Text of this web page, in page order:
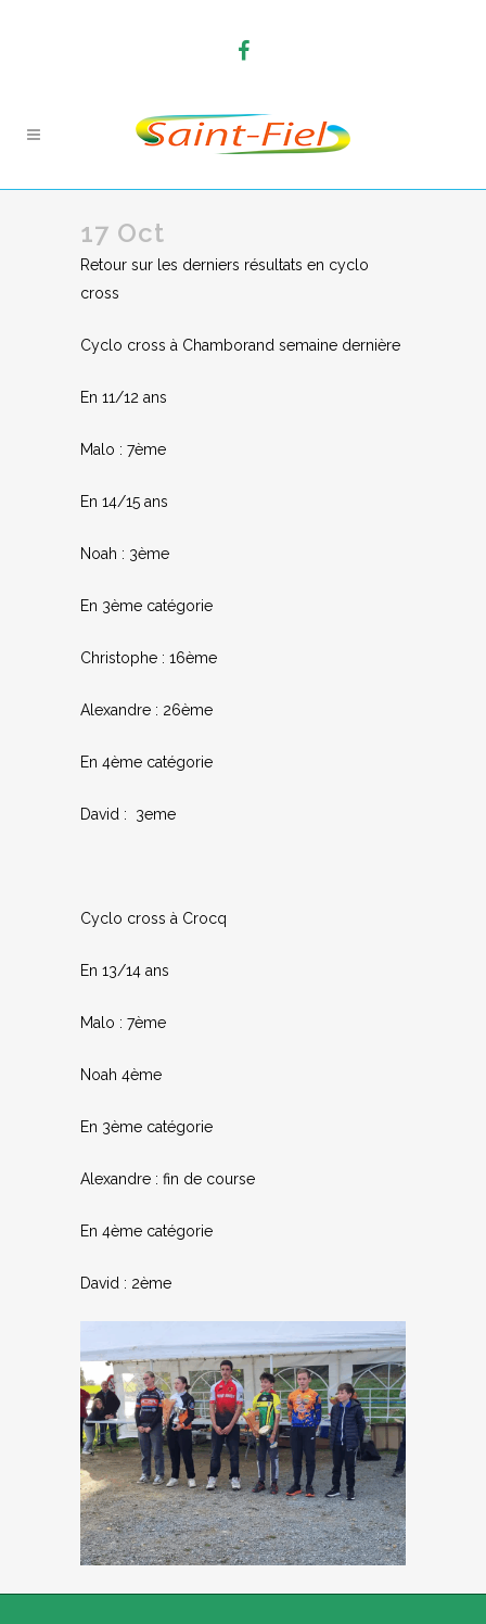
17 Oct
Retour sur les derniers résultats en cyclo
cross
Cyclo cross à Chamborand semaine dernière
En 11/12 ans
Malo : 7ème
En 14/15 ans
Noah : 3ème
En 3ème catégorie
Christophe : 16ème
Alexandre : 26ème
En 4ème catégorie
David : 3eme
Cyclo cross à Crocq
En 13/14 ans
Malo : 7ème
Noah 4ème
En 3ème catégorie
Alexandre : fin de course
En 4ème catégorie
David : 2ème